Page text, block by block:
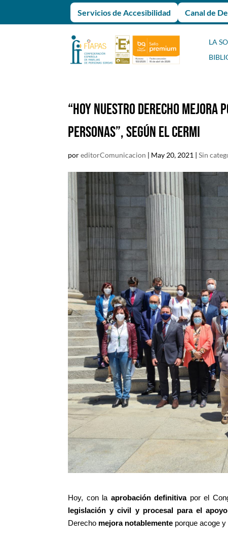
Servicios de Accesibilidad Canal de
LA
“Hoy nuestro Derecho mejora
personas”, según el CERMI
poreditorComunicacion | May 20, 2021 |Sin
Hoy, con la aprobación definitivapor el
legislación y civil y procesal para el
Derecho mejora notablemente porque acoge